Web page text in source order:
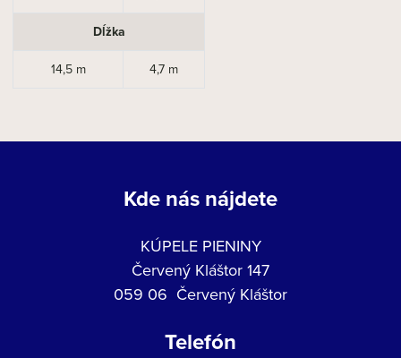
Dĺžka
14,5 m 4,7 m
Kde nás nájdete
KÚPELE PIENINY
Červený Kláštor 147
059 06 Červený Kláštor
Telefón